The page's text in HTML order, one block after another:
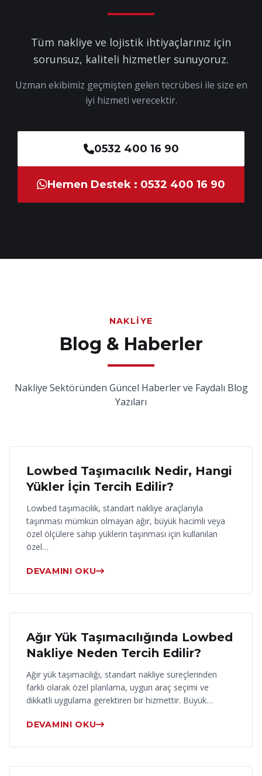
Tüm nakliye ve lojistik ihtiyaçlarınız için
sorunsuz, kaliteli hizmetler sunuyoruz.
Uzman ekibimiz geçmişten gelen tecrübesi ile size en
iyi hizmeti verecektir.
0532 400 16 90
Hemen Destek : 0532 400 16 90
NAKLIYE
Blog & Haberler
Nakliye Sektöründen Güncel Haberler ve Faydalı Blog
Yazıları
18 Haziran 2026
Lowbed Taşımacılık Nedir, Hangi
Yükler İçin Tercih Edilir?
Lowbed taşımacılık, standart nakliye araçlarıyla
taşınması mümkün olmayan ağır, büyük hacimli veya
özel ölçülere sahip yüklerin taşınması için kullanılan
özel…
DEVAMINI OKU
17 Haziran 2026
Ağır Yük Taşımacılığında Lowbed
Nakliye Neden Tercih Edilir?
Ağır yük taşımacılığı, standart nakliye süreçlerinden
farklı olarak özel planlama, uygun araç seçimi ve
dikkatli uygulama gerektiren bir hizmettir. Büyük…
DEVAMINI OKU